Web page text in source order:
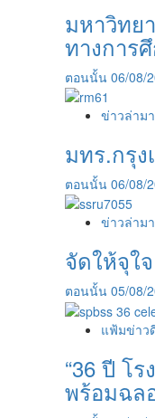
มหาวิทย
ทางการ
ตอนนั้น 06/08/
ข่าวล่าม
มทร.กรุ
ตอนนั้น 06/08/
ข่าวล่าม
จัดให้จุใ
ตอนนั้น 05/08/
แฟ้มข่าว
“36 ปี โ
พร้อมฉล